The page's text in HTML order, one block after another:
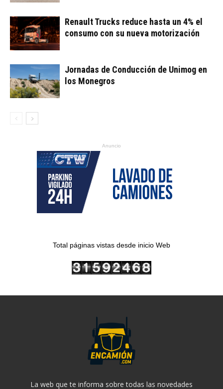
Renault Trucks reduce hasta un 4% el
consumo con su nueva motorización
Jornadas de Conducción de Unimog en
los Monegros
Anuncio
Total páginas vistas desde inicio Web
La web que te informa sobre todas las novedades